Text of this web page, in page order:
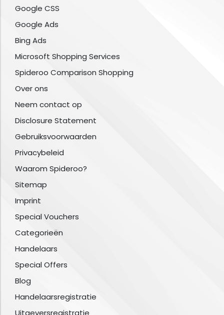
Google CSS
Google Ads
Bing Ads
Microsoft Shopping Services
Spideroo Comparison Shopping
Over ons
Neem contact op
Disclosure Statement
Gebruiksvoorwaarden
Privacybeleid
Waarom Spideroo?
Sitemap
Imprint
Special Vouchers
Categorieën
Handelaars
Special Offers
Blog
Handelaarsregistratie
Uitgeversregistratie